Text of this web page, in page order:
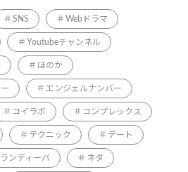
SNS Webドラマ
Youtubeチャンネル
ほのか
エンジェルナンバー
コイラボ コンプレックス
テクニック デート
ンディーバ ネタ